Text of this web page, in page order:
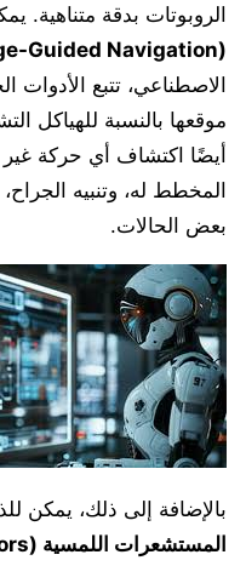
الروبوتات بدقة متناهية.
(Image-Guided Navigation)
الاصطناعي، تتبع
موقعها بالنسبة للهياكل
أيضًا اكتشاف أي حركة
المخطط له، وتنبيه
بعض الحالات.
بالإضافة إلى ذلك، يمكن
المستشعرات اللمسية (Haptic Sensors)